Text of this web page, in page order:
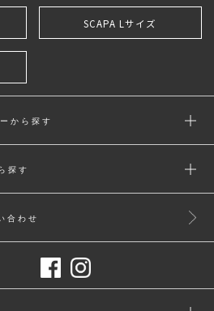
SCAPA Lサイズ
から探す
探す
合わせ